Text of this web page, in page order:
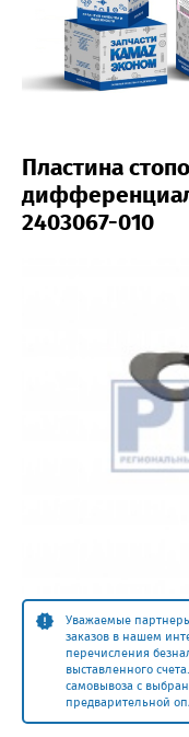
Пластина
2403067-010
Уважаемые
заказов в нашем
перечисления
выставленного
самовывоза с
предварительной